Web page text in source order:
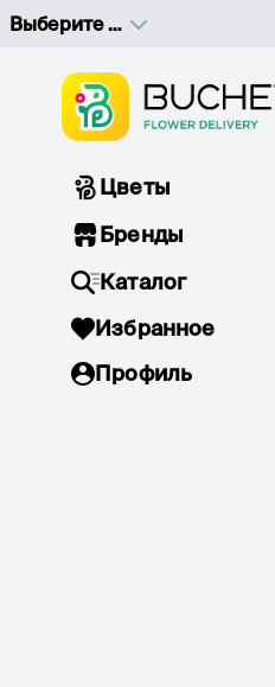
Выберите адрес доставки
Цветы
Бренды
Каталог
Избранное
Профиль